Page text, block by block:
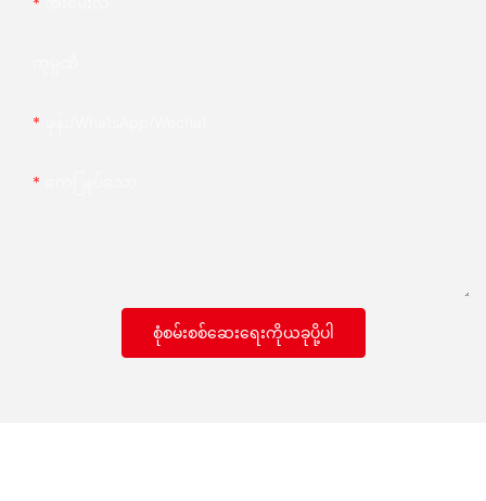
စုံစမ်းစစ်ဆေးရေးကိုယခုပို့ပါ